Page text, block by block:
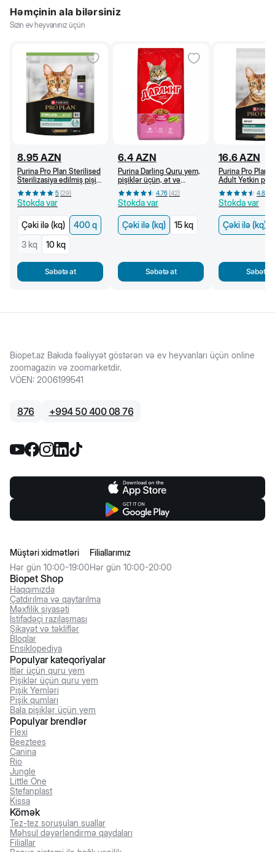
Həmçinin ala bilərsiniz
Sizin ev heyvanınız üçün
8.95 AZN
Purina Pro Plan Sterilised
Sterilizasiya edilmiş pişik
üçün quru yem, hinduşka
əti ilə, 400 g
5(29)
Stokda var
Çəki ilə (kq)
400 q
3 kq
10 kq
Səbətə at
6.4 AZN
Purina Darling Quru yem,
pişiklər üçün, ət və
tərəvəzlər ilə (kq)
4.76(42)
Stokda var
Çəki ilə (kq) 15 kq
Səbətə at
16.6AZN
Purina Pro Plan
Adult Yetkin
quru yem,
(kq)
4.89
Stokda var
Çəki ilə (kq)
Səbətə
Biopet.az Bakıda fəaliyyət göstərən və ev heyvanları üçün online
zoomagazin və zoomarketdir.
VÖEN: 2006199541
876 +994 50 400 08 76
Biopet Shop
Haqqımızda
Çatdırılma və qaytarılma
Məxfilik siyasəti
İstifadəçi razılaşması
Şikayət və təkliflər
Bloqlar
Ensiklopediya
Müştəri xidmətləri
Hər gün 10:00-19:00
Filiallarımız
Hər gün 10:00-20:00
Populyar kateqoriyalar
İtlər üçün quru yem
Pişiklər üçün quru yem
Pişik Yemləri
Pişik qumları
Bala pişiklər üçün yem
Populyar brendlər
Flexi
Beeztees
Canina
Rio
Jungle
Little One
Stefanplast
Kissa
Kömək
Tez-tez soruşulan suallar
Məhsul dəyərləndirmə qaydaları
Filiallar